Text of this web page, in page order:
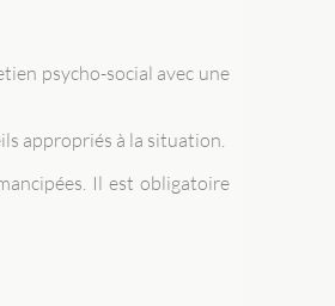
psycho-social avec une
appropriés à la situation.
Il est obligatoire